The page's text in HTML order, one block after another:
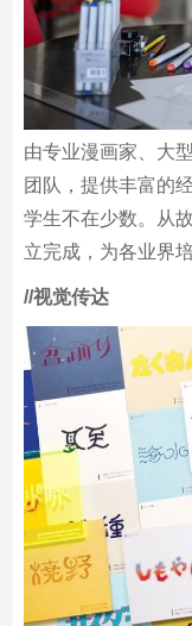
由专业漫画家、大
团队，提供丰富的
立完成，为各业界
/视觉传达